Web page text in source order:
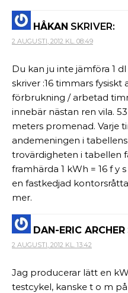
HÅKAN SKRIVER:
2 AUGUSTI, 2012 KL. 08:49
Du kan ju inte jämföra 1
skriver :16 timmars
förbrukning / arbetad
innebär nästan ren vila.
meters promenad. Varje
andemeningen i
trovärdigheten i tabellen
framhärda 1 kWh = 16 f y
en fastkedjad
mer.
DAN-ERIC ARCHER
2 AUGUSTI, 2012 KL. 13:42
Jag producerar lätt en
testcykel, kanske t o m